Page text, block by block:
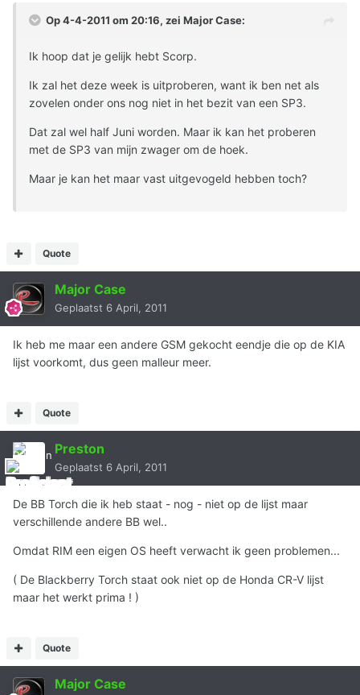
Op 4-4-2011 om 20:16, zei Major Case:
Ik hoop dat je gelijk hebt Scorp.
Ik zal het deze week is uitproberen, want ik ben net als
zovelen onder ons nog niet in het bezit van een SP3.
Dat zal wel half Juni worden. Maar ik kan het proberen
met de SP3 van mijn zwager om de hoek.
Maar je kan het maar vast uitgevogeld hebben toch?
Quote
Major Case
Geplaatst 6 April, 2011
Ik heb me maar een andere GSM gekocht eendje die op de KIA
lijst voorkomt, dus geen malleur meer.
Quote
Preston
Geplaatst 6 April, 2011
De BB Torch die ik heb staat - nog - niet op de lijst maar
verschillende andere BB wel..
Omdat RIM een eigen OS heeft verwacht ik geen problemen...
( De Blackberry Torch staat ook niet op de Honda CR-V lijst
maar het werkt prima ! )
Quote
Major Case